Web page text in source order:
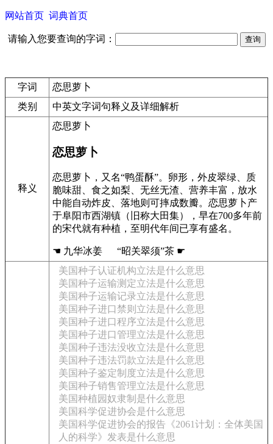
网站首页 词典首页
请输入您要查询的字词：
字词
恋思萝卜
类别
中英文字词句释义及详细解析
释义
恋思萝卜
恋思萝卜
恋思萝卜，又名“鸭蛋酥”。卵形，外皮翠绿、质
脆味甜、食之如梨、无丝无渣、营养丰富，放水
中能自动炸皮、落地则可摔成数瓣。恋思萝卜产
于阜阳市西湖镇（旧称大田集），早在700多年前
的宋代就有种植，至明代年间已享有盛名。
☚ 九华冰姜 “昭关翠须”茶 ☛
美国种子认证机构立法是什么意思
美国种子运输测定立法是什么意思
美国种子运输记录立法是什么意思
美国种子进口禁则立法是什么意思
美国种子进口程序立法是什么意思
美国种子进口管理立法是什么意思
美国种子违法没收立法是什么意思
美国种子违法罚款立法是什么意思
美国种子鉴定制度立法是什么意思
美国种子销售管理立法是什么意思
美国种植园奴隶制是什么意思
美国科学促进协会是什么意思
美国科学促进协会的报告《2061计划：全体美国
人的科学》发表是什么意思